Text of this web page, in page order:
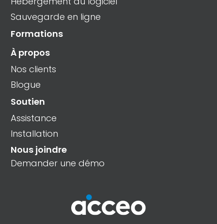
Sauvegarde en ligne
Formations
À propos
Nos clients
Blogue
Soutien
Assistance
Installation
Nous joindre
Demander une démo